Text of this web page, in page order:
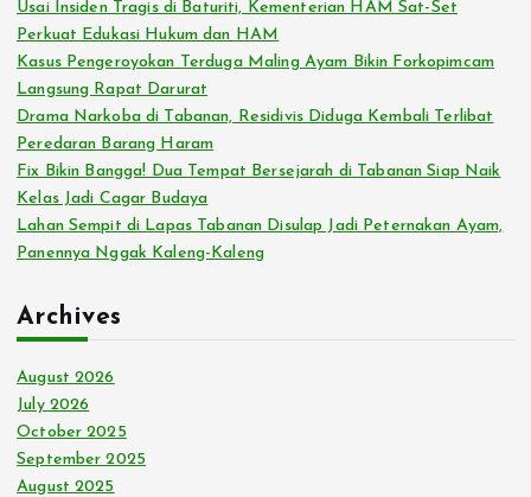
Usai Insiden Tragis di Baturiti, Kementerian HAM Sat-Set
Perkuat Edukasi Hukum dan HAM
Kasus Pengeroyokan Terduga Maling Ayam Bikin Forkopimcam
Langsung Rapat Darurat
Drama Narkoba di Tabanan, Residivis Diduga Kembali Terlibat
Peredaran Barang Haram
Fix Bikin Bangga! Dua Tempat Bersejarah di Tabanan Siap Naik
Kelas Jadi Cagar Budaya
Lahan Sempit di Lapas Tabanan Disulap Jadi Peternakan Ayam,
Panennya Nggak Kaleng-Kaleng
Archives
August 2026
July 2026
October 2025
September 2025
August 2025